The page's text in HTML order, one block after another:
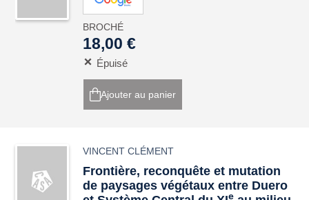
BROCHÉ
18,00 €
Épuisé
Ajouter au panier
VINCENT CLÉMENT
Frontière, reconquête et mutation
de paysages végétaux entre Duero
e